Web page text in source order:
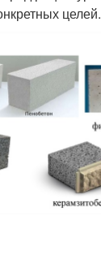
целей.